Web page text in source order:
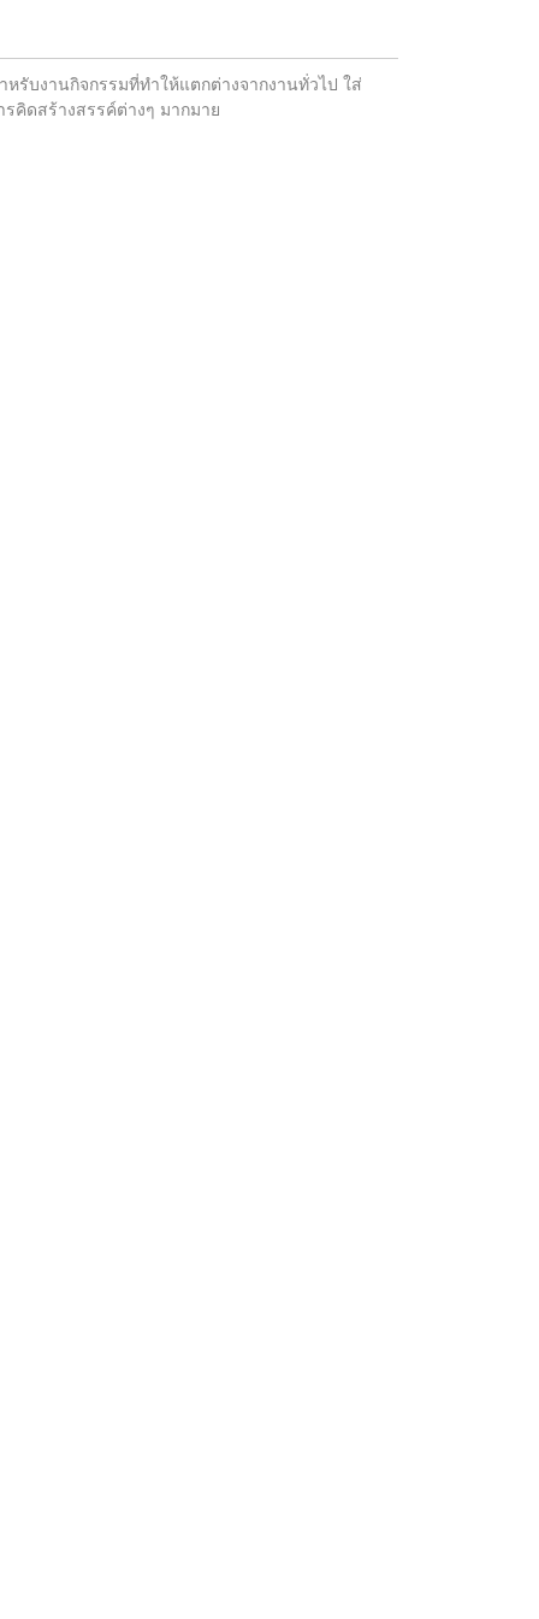
รับงานกิจกรรมที่ทำให้แตกต่างจากงานทั่วไป ใส่
คิดสร้างสรรค์ต่างๆ มากมาย